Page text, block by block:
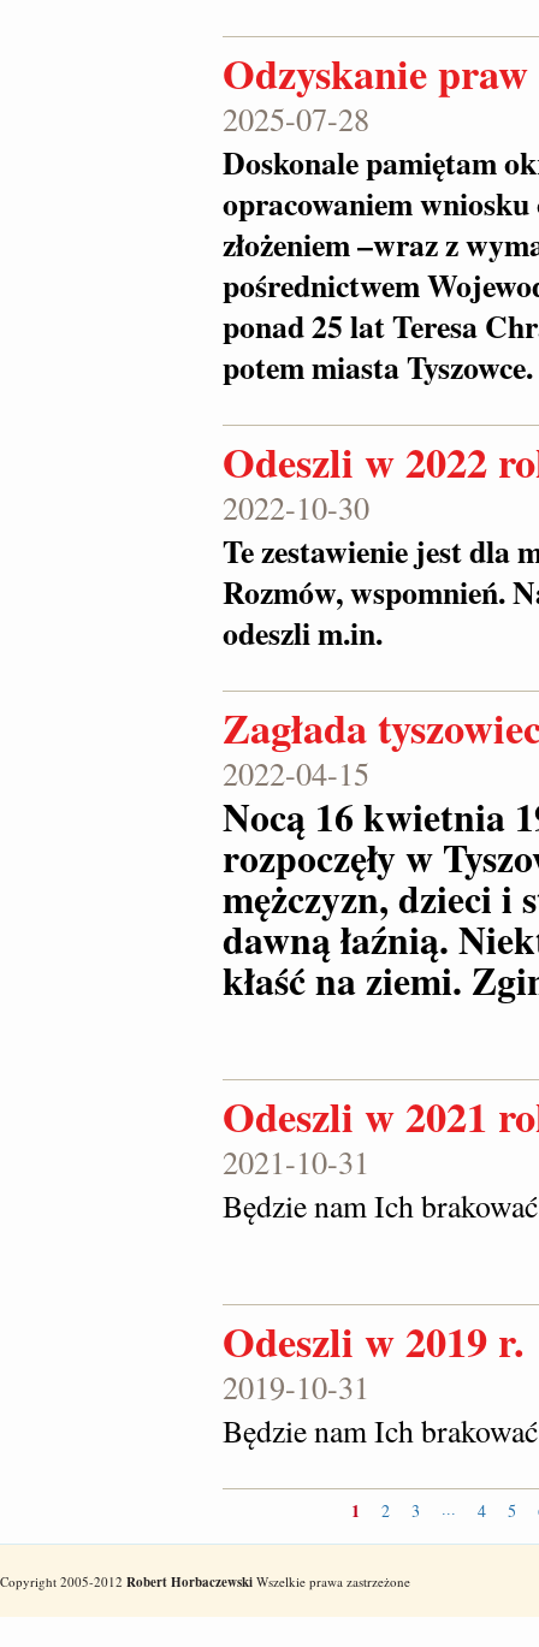
Odzyskanie
2025-07-28
Doskonale pamiętam
opracowaniem
złożeniem –wraz z
pośrednictwem
ponad 25 lat Teresa
potem miasta
Odeszli w 2022
2022-10-30
Te zestawienie jest dla
Rozmów, wspomnień.
odeszli m.in.
Zagłada
2022-04-15
Nocą 16 kwietnia
rozpoczęły w
mężczyzn, dzieci i
dawną łaźnią.
kłaść na ziemi.
Odeszli w 2021
2021-10-31
Będzie nam Ich
Odeszli w 2019 r.
2019-10-31
Będzie nam Ich
1 2 3 ... 4 5
Copyright 2005-2012 Robert Horbaczewski Wszelkie prawa zastrzeżone